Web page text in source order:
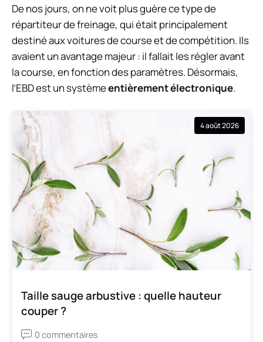
De nos jours, on ne voit plus guère ce type de
répartiteur de freinage, qui était principalement
destiné aux voitures de course et de compétition. Ils
avaient un avantage majeur : il fallait les régler avant
la course, en fonction des paramètres. Désormais,
l’EBD est un systèmeentièrement électronique.
4 août 2026
Taille sauge arbustive : quelle hauteur
couper ?
0 commentaires